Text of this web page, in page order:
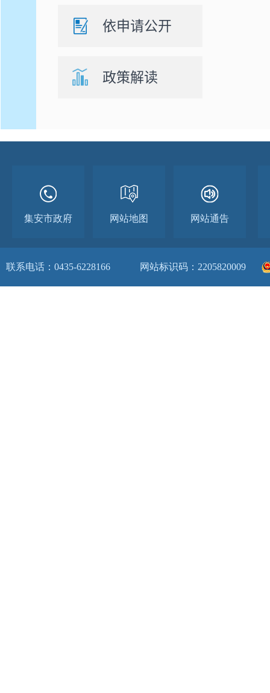
依申请公开
政策解读